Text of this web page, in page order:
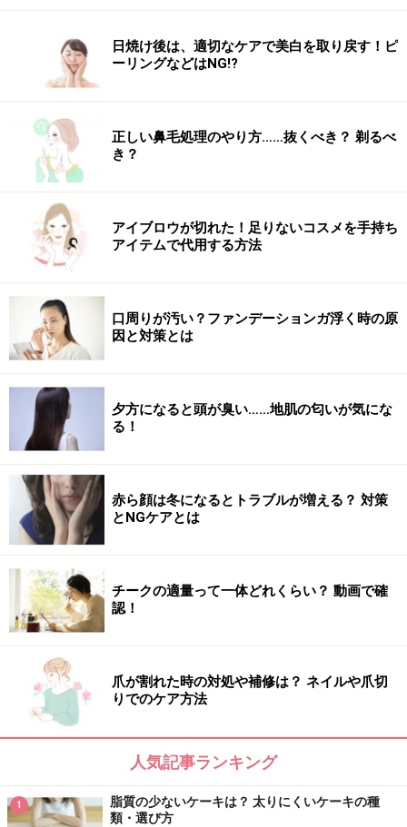
日焼け後は、適切なケアで美白を取り戻す！ピ
ーリングなどはNG!?
正しい鼻毛処理のやり方……抜くべき？ 剃るべ
き？
アイブロウが切れた！足りないコスメを手持ち
アイテムで代用する方法
口周りが汚い？ファンデーションガ浮く時の原
因と対策とは
夕方になると頭が臭い……地肌の匂いが気にな
る！
赤ら顔は冬になるとトラブルが増える？ 対策
とNGケアとは
チークの適量って一体どれくらい？ 動画で確
認！
爪が割れた時の対処や補修は？ ネイルや爪切
りでのケア方法
人気記事ランキング
1
脂質の少ないケーキは？ 太りにくいケーキの種
類・選び方